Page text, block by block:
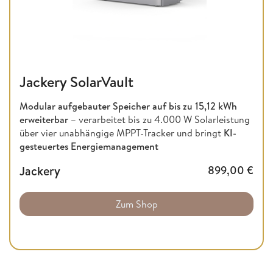
Jackery SolarVault
Modular aufgebauter Speicher auf bis zu 15,12 kWh
erweiterbar – verarbeitet bis zu 4.000 W Solarleistung
über vier unabhängige MPPT-Tracker und bringt KI-
gesteuertes Energiemanagement
Jackery 899,00 €
Zum Shop